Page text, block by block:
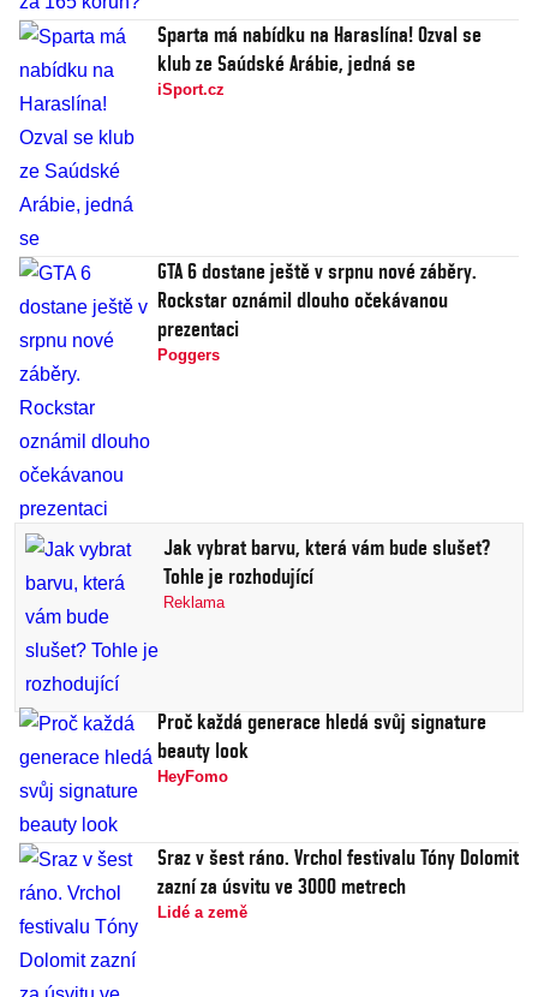
Sparta má nabídku na Haraslína! Ozval se
klub ze Saúdské Arábie, jedná se
iSport.cz
GTA 6 dostane ještě v srpnu nové záběry.
Rockstar oznámil dlouho očekávanou
prezentaci
Poggers
Jak vybrat barvu, která vám bude slušet?
Tohle je rozhodující
Reklama
Proč každá generace hledá svůj signature
beauty look
HeyFomo
Sraz v šest ráno. Vrchol festivalu Tóny Dolomit
zazní za úsvitu ve 3000 metrech
Lidé a země